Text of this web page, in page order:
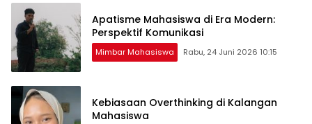
Apatisme Mahasiswa di Era Modern:
Perspektif Komunikasi
Mimbar Mahasiswa Rabu, 24 Juni 2026 10:15
Kebiasaan Overthinking di Kalangan
Mahasiswa